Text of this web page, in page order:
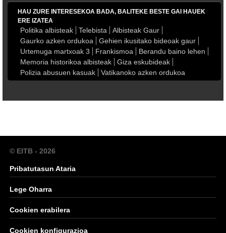
HAU ZURE INTERESEKOA BADA, BALITEKE BESTE GAI HAUEK
ERE IZATEA
Politika albisteak Telebista
Albisteak Gaur
Gaurko azken ordukoa
Gehien ikusitako bideoak gaur
Urtemuga martxoak 3
Frankismoa
Berandu baino lehen
Memoria historikoa albisteak
Giza eskubideak
Polizia abusuen kasuak
Vatikanoko azken ordukoa
© EITB - 2026
Pribatutasun Ataria
Lege Oharra
Cookien erabilera
Cookien konfigurazioa